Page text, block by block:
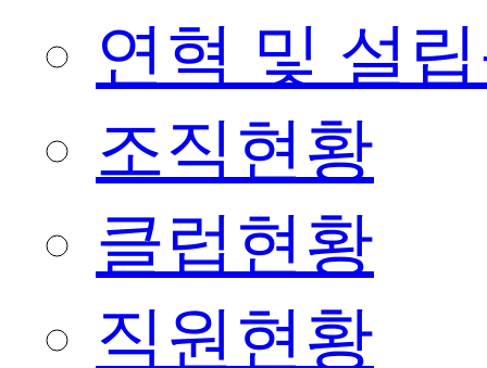
연혁 및 설
조직현황
클럽현황
직원현황